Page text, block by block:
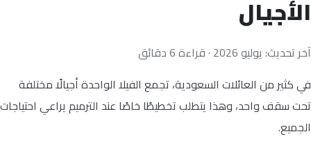
الأجيال
آخر تحديث: يوليو 2026 · قراءة 6 دقائق
في كثير من العائلات السعودية، تجمع الفيلا الواحدة أجيالًا مختلفة
تحت سقف واحد، وهذا يتطلب تخطيطًا خاصًا عند الترميم يراعي احتياجات
الجميع.